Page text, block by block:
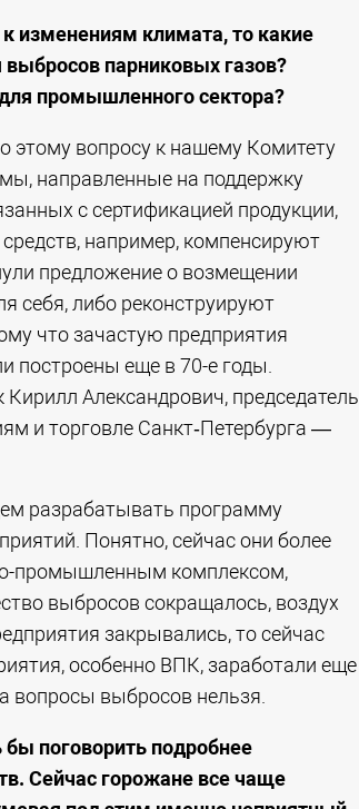
изменениям климата, то какие
парниковых газов?
промышленного сектора?
вопросу к нашему Комитету
направленные на поддержку
с сертификацией продукции,
например, компенсируют
предложение о возмещении
себя, либо реконструируют
что зачастую предприятия
построены еще в 70-е годы.
Александрович, председатель
и торговле Санкт‑Петербурга —
разрабатывать программу
Понятно, сейчас они более
промышленным комплексом,
выбросов сокращалось, воздух
закрывались, то сейчас
особенно ВПК, заработали еще
вопросы выбросов нельзя.
поговорить подробнее
Сейчас горожане все чаще